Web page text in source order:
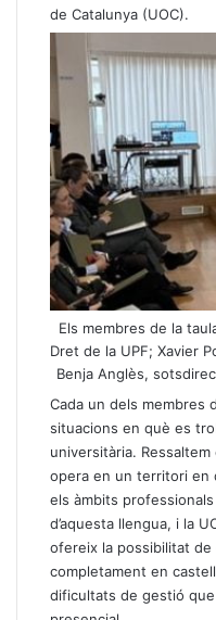
de Catalunya (UOC).
Els membres de la
Dret de la UPF; Xavier
Benja Anglès,
Cada un dels membres
situacions en què es
universitària.
opera en un territori en
els àmbits
d’aquesta llengua, i la
ofereix la possibilitat
completament en
dificultats de gestió